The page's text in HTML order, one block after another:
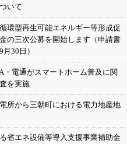
いて
環型再生可能エネルギー等形成促
の三次公募を開始します（申請書
30日）
・電通がスマートホーム普及に関
を実施
所から三朝町における電力地産地
省エネ設備等導入支援事業補助金